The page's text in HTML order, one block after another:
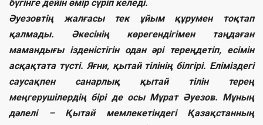
бүгінге дейін өмір сүріп келеді.
Әуезовтің жалғасы тек ұйым құрумен тоқтап
қалмады. Әкесінің көрегендігімен таңдаған
мамандығы ізденістігін одан әрі тереңдетіп, есімін
асқақтата түсті. Яғни, қытай тілінің білгірі. Еліміздегі
саусақпен санарлық қытай тілін терең
меңгерушілердің бірі де осы Мұрат Әуезов. Мұның
дәлелі – Қытай мемлекетіндегі Қазақстанның